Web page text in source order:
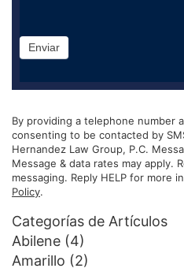
Enviar
By providing a telephone number
consenting to be contacted by
Hernandez Law Group, P.C.
Message & data rates may apply.
messaging. Reply HELP for more
Policy.
Categorías de Artículos
Abilene (4)
Amarillo (2)